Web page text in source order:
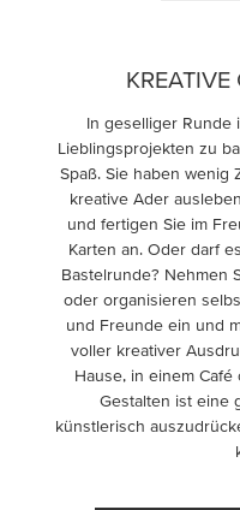
In geselliger Runde
Lieblingsprojekten zu
Spaß. Sie haben wenig
kreative Ader
und fertigen Sie im
Karten an. Oder darf
Bastelrunde? Nehmen
oder organisieren
und Freunde ein und
voller kreativer
Hause, in einem
Gestalten ist eine
künstlerisch